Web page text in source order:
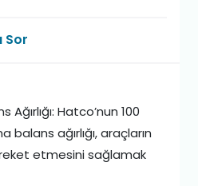
Sor
Hatco’nun 100
balans ağırlığı, araçların
etmesini sağlamak